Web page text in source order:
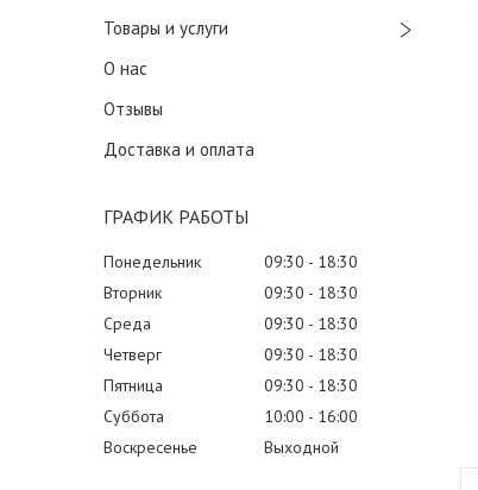
Товары и услуги
О нас
Отзывы
Доставка и оплата
ГРАФИК РАБОТЫ
Понедельник 09:30
18:30
Вторник
09:30
18:30
Среда
09:30
18:30
Четверг
09:30
18:30
Пятница
09:30
18:30
Суббота
10:00
16:00
Воскресенье
Выходной